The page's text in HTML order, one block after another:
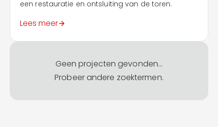
een restauratie en ontsluiting van de toren.
Lees meer
Geen projecten gevonden...
Probeer andere zoektermen.